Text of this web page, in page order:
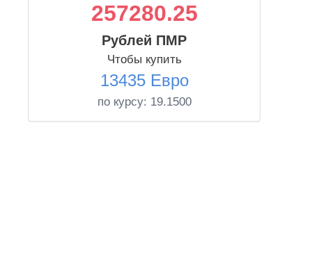
257280.25
Рублей ПМР
Чтобы купить
13435 Евро
по курсу: 19.1500